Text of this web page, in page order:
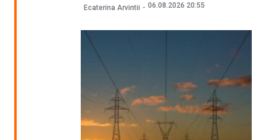
Ecaterina Arvintii 06.08.2026 20:55